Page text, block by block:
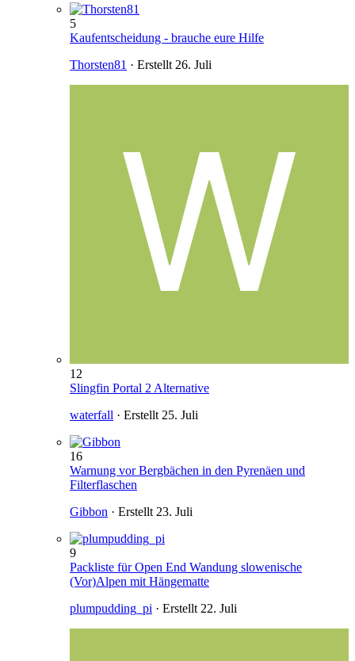
5
Kaufentscheidung - brauche eure Hilfe
Thorsten81 · Erstellt 26. Juli
12
Slingfin Portal 2 Alternative
waterfall · Erstellt 25. Juli
16
Warnung vor Bergbächen in den Pyrenäen und
Filterflaschen
Gibbon · Erstellt 23. Juli
9
Packliste für Open End Wandung slowenische
(Vor)Alpen mit Hängematte
plumpudding_pi · Erstellt 22. Juli